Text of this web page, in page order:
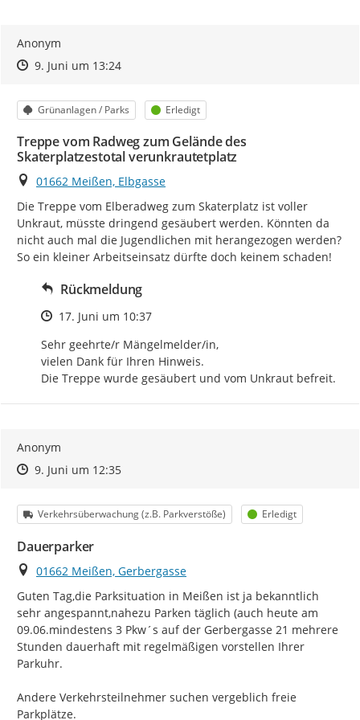
Anonym
Zeitpunkt des Erstellens
Zeitpunkt des Erstellens
9. Juni um 13:24Zur Äußerung
Kategorie
Grünanlagen / Parks Status
Erledigt
Treppe vom Radweg zum Gelände des
Skaterplatzestotal verunkrautetplatz
Ort
01662 Meißen, Elbgasse
Die Treppe vom Elberadweg zum Skaterplatz ist voller
Unkraut, müsste dringend gesäubert werden. Könnten da
nicht auch mal die Jugendlichen mit herangezogen werden?
So ein kleiner Arbeitseinsatz dürfte doch keinem schaden!
Rückmeldung
Zeitpunkt des Erstellens
17. Juni um 10:37
Sehr geehrte/r Mängelmelder/in,
vielen Dank für Ihren Hinweis.
Die Treppe wurde gesäubert und vom Unkraut befreit.
Anonym
Zeitpunkt des Erstellens
Zeitpunkt des Erstellens
9. Juni um 12:35Zur Äußerung
Kategorie
Verkehrsüberwachung (z.B. Parkverstöße) Status
Erledigt
Dauerparker
Ort
01662 Meißen, Gerbergasse
Guten Tag,die Parksituation in Meißen ist ja bekanntlich
sehr angespannt,nahezu Parken täglich (auch heute am
09.06.mindestens 3 Pkw´s auf der Gerbergasse 21 mehrere
Stunden dauerhaft mit regelmäßigen vorstellen Ihrer
Parkuhr.
Andere Verkehrsteilnehmer suchen vergeblich freie
Parkplätze.